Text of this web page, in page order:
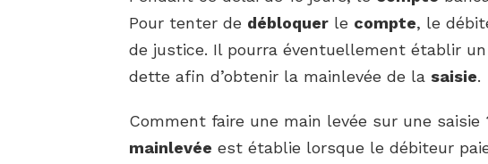
Pour tenter de débloquer le compte, le
de justice. Il pourra éventuellement établir
dette afin d’obtenir la mainlevée de la saisie.
Comment faire une main levée sur une
mainlevée est établie lorsque le débiteur